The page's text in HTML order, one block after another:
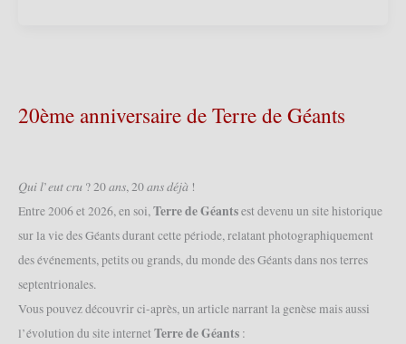
d’Isidore
Court’Orelle
20ème anniversaire de Terre de Géants
𝑄𝑢𝑖 𝑙’𝑒𝑢𝑡 𝑐𝑟𝑢 ? 20 𝑎𝑛𝑠, 20 𝑎𝑛𝑠 𝑑𝑒́𝑗𝑎̀ !
Entre 2006 et 2026, en soi,Terre de Géantsest devenu un site historique
sur la vie des Géants durant cette période, relatant photographiquement
des événements, petits ou grands, du monde des Géants dans nos terres
septentrionales.
Vous pouvez découvrir ci-après, un article narrant la genèse mais aussi
l’évolution du site internet Terre de Géants :